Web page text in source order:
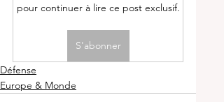
pour continuer à lire ce post exclusif.
S'abonner
Défense
Europe & Monde